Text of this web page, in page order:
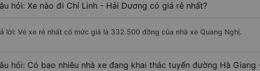
hỏi: Xe nào đi Chí Linh - Hải Dương có giá rẻ nhất?
lời: Vé xe rẻ nhất có mức giá là 332.500 đồng của nhà xe Quang Nghị.
hỏi: Có bao nhiêu nhà xe đang khai thác tuyến đường Hà